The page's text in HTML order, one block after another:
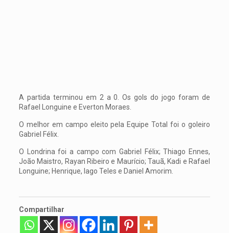
A partida terminou em 2 a 0. Os gols do jogo foram de
Rafael Longuine e Everton Moraes.
O melhor em campo eleito pela Equipe Total foi o goleiro
Gabriel Félix.
O Londrina foi a campo com Gabriel Félix; Thiago Ennes,
João Maistro, Rayan Ribeiro e Maurício; Tauã, Kadi e Rafael
Longuine; Henrique, Iago Teles e Daniel Amorim.
Compartilhar